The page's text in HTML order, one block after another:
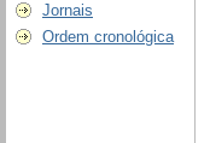
Jornais
Ordem cronológica